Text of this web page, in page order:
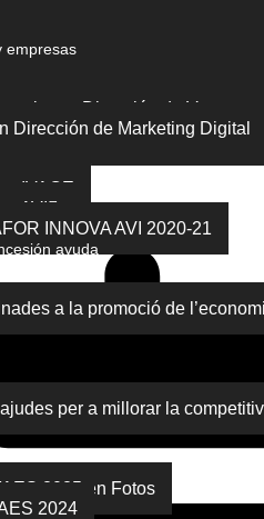
empresas
en Dirección de Ventas
Dirección de Marketing Digital
IVACE
AVI
INNOVA AVI 2020-21
ayuda
a la promoció de
per a millorar la
2025 en Fotos
2024